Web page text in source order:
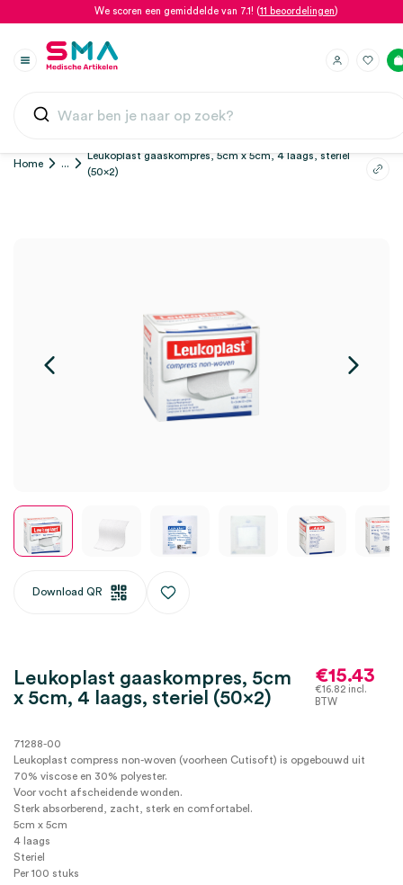
We scoren een gemiddelde van 7.1! (11 beoordelingen)
Home ...
Leukoplast gaaskompres, 5cm x 5cm, 4 laags, steriel
(50×2)
Download QR
Leukoplast gaaskompres, 5cm
x 5cm, 4 laags, steriel (50×2)
€15.43
€16.82incl.
BTW
71288-00
Leukoplast compress non-woven (voorheen Cutisoft) is opgebouwd uit
70% viscose en 30% polyester.
Voor vocht afscheidende wonden.
Sterk absorberend, zacht, sterk en comfortabel.
5cm x 5cm
4 laags
Steriel
Per 100 stuks